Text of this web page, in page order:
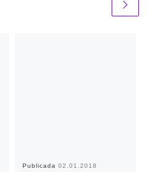
Publicada 02.01.2018